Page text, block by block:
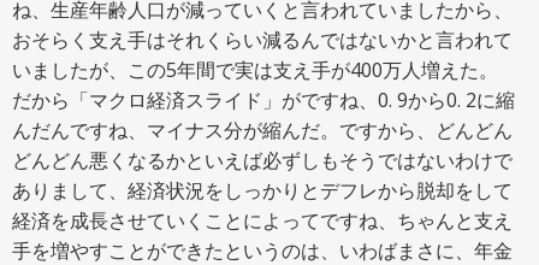
ね、生産年齢人口が減っていくと言われていましたから、
おそらく支え手はそれくらい減るんではないかと言われて
いましたが、この5年間で実は支え手が400万人増えた。
だから「マクロ経済スライド」がですね、0. 9から0. 2に縮
んだんですね、マイナス分が縮んだ。ですから、どんどん
どんどん悪くなるかといえば必ずしもそうではないわけで
ありまして、経済状況をしっかりとデフレから脱却をして
経済を成長させていくことによってですね、ちゃんと支え
手を増やすことができたというのは、いわばまさに、年金